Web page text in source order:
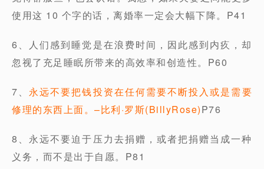
使用这 10 个字的话，离婚率一定会大幅下降。P41
6、人们感到睡觉是在浪费时间，因此感到内疚，却
忽视了充足睡眠所带来的高效率和创造性。P60
7、 永远不要把钱投资在任何需要不断投入或是需要
修理的东西上面。–比利·罗斯(BillyRose)P76
8、永远不要迫于压力去捐赠，或者把捐赠当成一种
义务，而不是出于自愿。P81